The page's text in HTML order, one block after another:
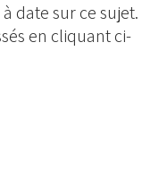
date sur ce sujet.
en cliquant ci-